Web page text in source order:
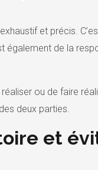
et précis.
également de la
ou de faire
deux parties.
et